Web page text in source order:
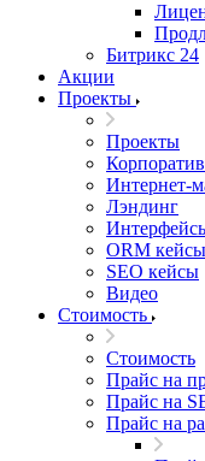
Битрикс 24
Акции
Проекты
Проекты
Интернет-
Лэндинг
ORM кейсы
SEO кейсы
Видео
Стоимость
Стоимость
Прайс на
Прайс на
Прайс на